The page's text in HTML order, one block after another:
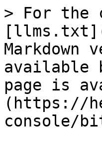
> For the
Markdown
available
page is
(https://
console/